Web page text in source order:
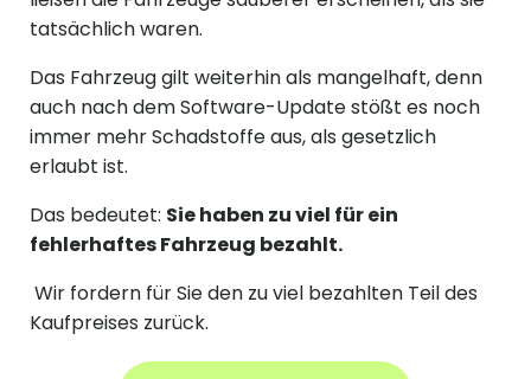
tatsächlich waren.
Das Fahrzeug gilt weiterhin als mangelhaft, denn
auch nach dem Software-Update stößt es noch
immer mehr Schadstoffe aus, als gesetzlich
erlaubt ist.
Das bedeutet: Sie haben zu viel für ein
fehlerhaftes Fahrzeug bezahlt.
Wir fordern für Sie den zu viel bezahlten Teil des
Kaufpreises zurück.